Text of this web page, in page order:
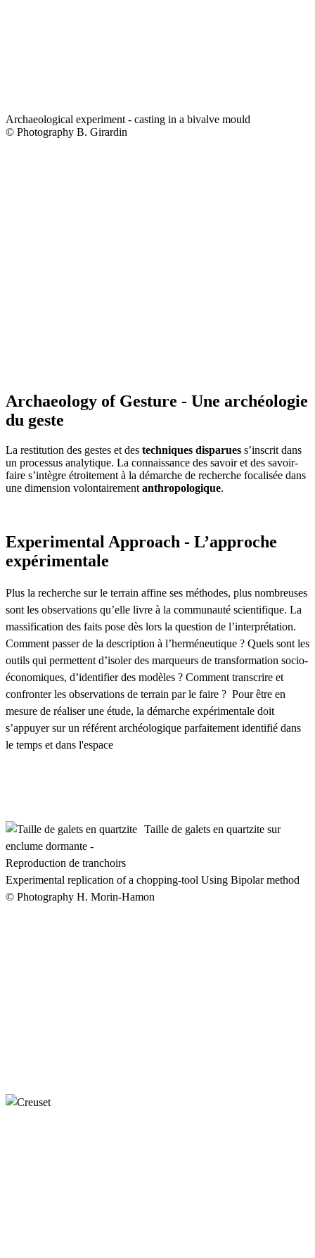
Archaeological experiment - casting in a bivalve mould
© Photography B. Girardin
Archaeology of Gesture - Une archéologie
du geste
La restitution des gestes et des techniques disparues s’inscrit dans
un processus analytique. La connaissance des savoir et des savoir-
faire s’intègre étroitement à la démarche de recherche focalisée dans
une dimension volontairement anthropologique.
Experimental Approach - L’approche
expérimentale
Plus la recherche sur le terrain affine ses méthodes, plus nombreuses
sont les observations qu’elle livre à la communauté scientifique. La
massification des faits pose dès lors la question de l’interprétation.
Comment passer de la description à l’herméneutique ? Quels sont les
outils qui permettent d’isoler des marqueurs de transformation socio-
économiques, d’identifier des modèles ? Comment transcrire et
confronter les observations de terrain par le faire ? Pour être en
mesure de réaliser une étude, la démarche expérimentale doit
s’appuyer sur un référent archéologique parfaitement identifié dans
le temps et dans l'espace
Taille de galets en quartzite sur
enclume dormante -
Reproduction de tranchoirs
Experimental replication of a chopping-tool Using Bipolar method
© Photography H. Morin-Hamon